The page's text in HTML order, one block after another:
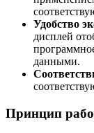
Удобство
дисплей
данными.
Принцип